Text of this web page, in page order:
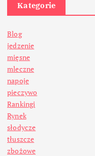
Kategorie
Blog
jedzenie
mięsne
mleczne
napoje
pieczywo
Rankingi
Rynek
słodycze
tłuszcze
zbożowe